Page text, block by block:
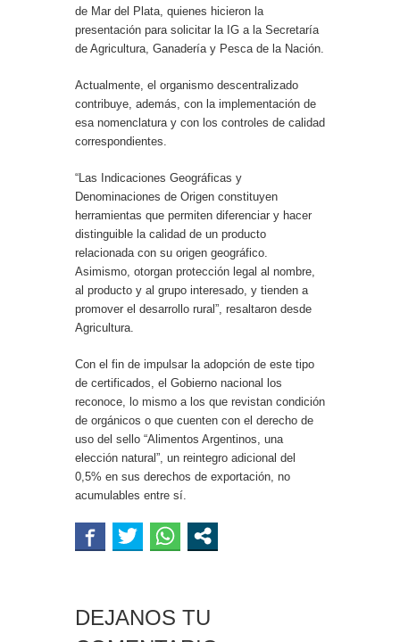
de Mar del Plata, quienes hicieron la
presentación para solicitar la IG a la Secretaría
de Agricultura, Ganadería y Pesca de la Nación.
Actualmente, el organismo descentralizado
contribuye, además, con la implementación de
esa nomenclatura y con los controles de calidad
correspondientes.
“Las Indicaciones Geográficas y
Denominaciones de Origen constituyen
herramientas que permiten diferenciar y hacer
distinguible la calidad de un producto
relacionada con su origen geográfico.
Asimismo, otorgan protección legal al nombre,
al producto y al grupo interesado, y tienden a
promover el desarrollo rural”, resaltaron desde
Agricultura.
Con el fin de impulsar la adopción de este tipo
de certificados, el Gobierno nacional los
reconoce, lo mismo a los que revistan condición
de orgánicos o que cuenten con el derecho de
uso del sello “Alimentos Argentinos, una
elección natural”, un reintegro adicional del
0,5% en sus derechos de exportación, no
acumulables entre sí.
DEJANOS TU